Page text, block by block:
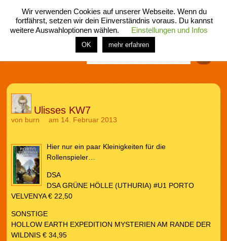
menü
home rubrik buch comic spiel fotos shop
Ulisses KW7
von burn am 14. Februar 2013
Hier nur ein paar Kleinigkeiten für die
Rollenspieler…
DSA
DSA GRÜNE HÖLLE (UTHURIA) #U1 PORTO
VELVENYA € 22,50
SONSTIGE
HOLLOW EARTH EXPEDITION MYSTERIEN AM RANDE DER
WILDNIS € 34,95
Wir verwenden Cookies auf unserer Webseite. Wenn du
fortfährst, setzen wir dein Einverständnis voraus. Du kannst
weitere Auswahloptionen wählen.
Einstellungen und Infos
OK mehr erfahren